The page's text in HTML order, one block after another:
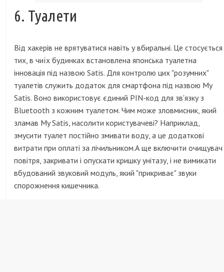
6. Туалети
Від хакерів не врятуватися навіть у вбиральні. Це стосується
тих, в чиїх будинках встановлена ​​японська туалетна
інновація під назвою Satis. Для контролю цих "розумних"
туалетів служить додаток для смартфона під назвою My
Satis. Воно використовує єдиний PIN-код для зв'язку з
Bluetooth з кожним туалетом. Чим може зловмисник, який
зламав My Satis, насолити користувачеві? Наприклад,
змусити туалет постійно змивати воду, а це додаткові
витрати при оплаті за лічильником.А ще включити очищувач
повітря, закривати і опускати кришку унітазу, і не вимикати
вбудований звуковий модуль, який "прикриває" звуки
спорожнення кишечника.